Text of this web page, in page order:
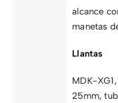
alcance
manetas
Llantas
MDK-
25mm,